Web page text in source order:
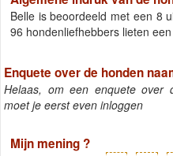
Belle is beoordeeld met een 8
96 hondenliefhebbers lieten
Enquete over de honden
Helaas, om een enquete over
moet je eerst even inloggen
Mijn mening ?